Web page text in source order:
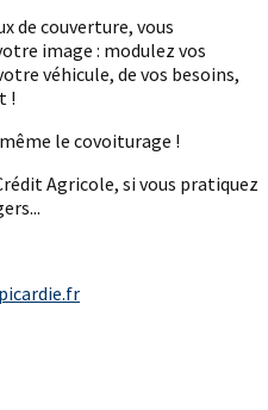
de couverture, vous
image : modulez vos
véhicule, de vos besoins,
!
le covoiturage !
Agricole, si vous pratiquez